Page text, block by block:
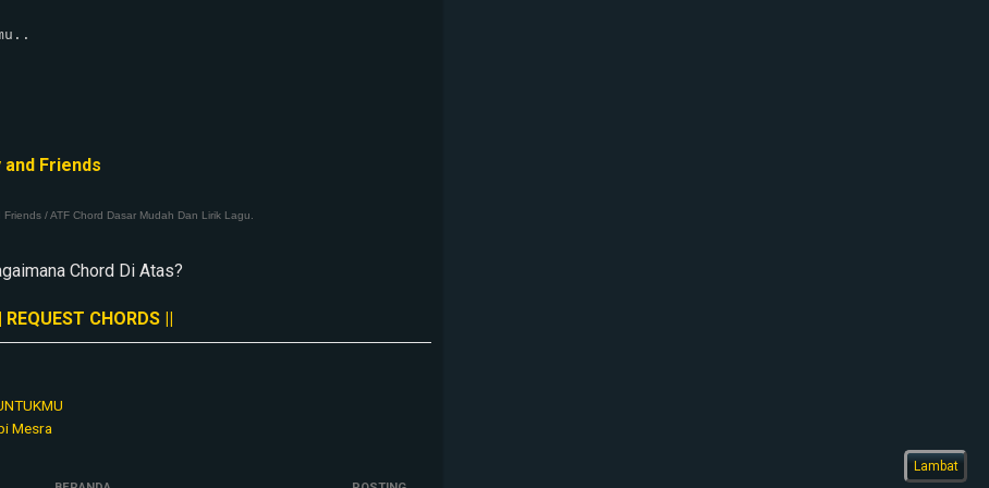
and Friends
/ ATF Chord Dasar Mudah Dan Lirik Lagu.
Chord Di Atas?
REQUEST CHORDS ||
Lambat
Mesra